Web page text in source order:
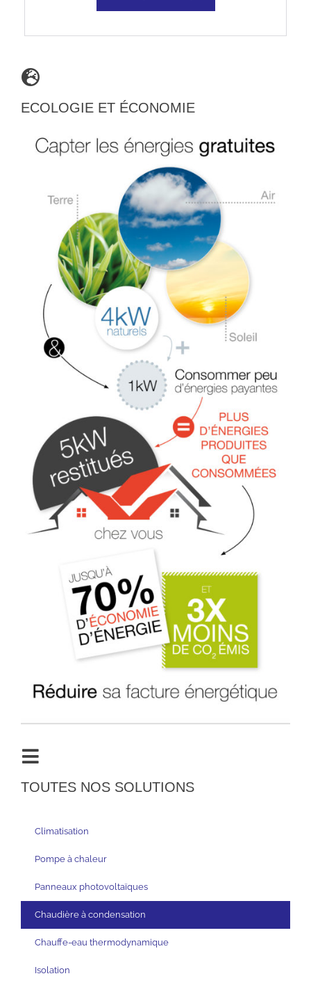
ECOLOGIE ET ÉCONOMIE
TOUTES NOS SOLUTIONS
Climatisation
Pompe à chaleur
Panneaux photovoltaïques
Chaudière à condensation
Chauffe-eau thermodynamique
Isolation